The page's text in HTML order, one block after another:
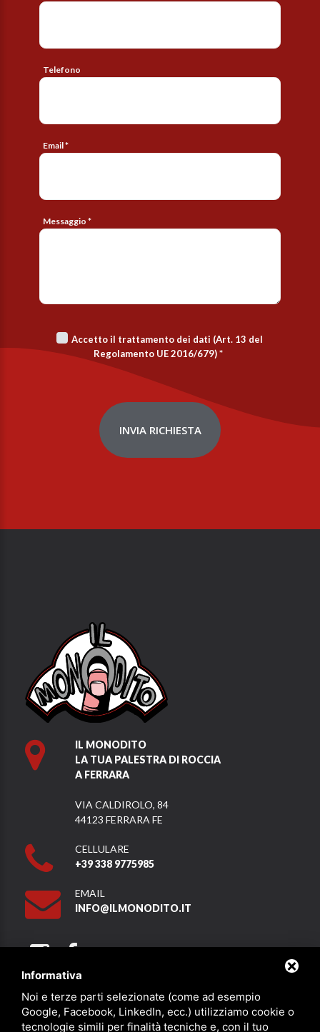
Telefono
Email *
Messaggio *
Accetto il trattamento dei dati (Art. 13 del
Regolamento UE 2016/679)*
INVIA RICHIESTA
IL MONODITO
LA TUA PALESTRA DI ROCCIA
A FERRARA
VIA CALDIROLO, 84
44123 FERRARA FE
CELLULARE
+39 338 9775985
EMAIL
INFO@ILMONODITO.IT
Partner
Informativa
Noi e terze parti selezionate (come ad esempio
Google, Facebook, LinkedIn, ecc.) utilizziamo cookie o
tecnologie simili per finalità tecniche e, con il tuo